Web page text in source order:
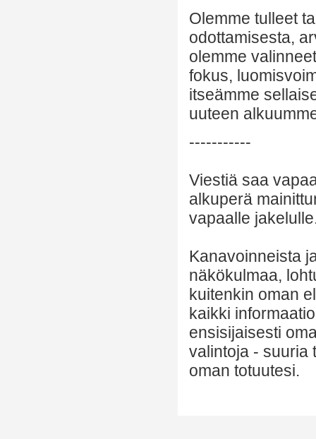
Olemme tulleet
odottamisesta,
olemme
fokus,
itseämme
uuteen
-----------
Viestiä saa
alkuperä
vapaalle
Kanavoinneista
näkökulmaa,
kuitenkin oman
kaikki
ensisijaisesti
valintoja - suuria
oman totuutesi.